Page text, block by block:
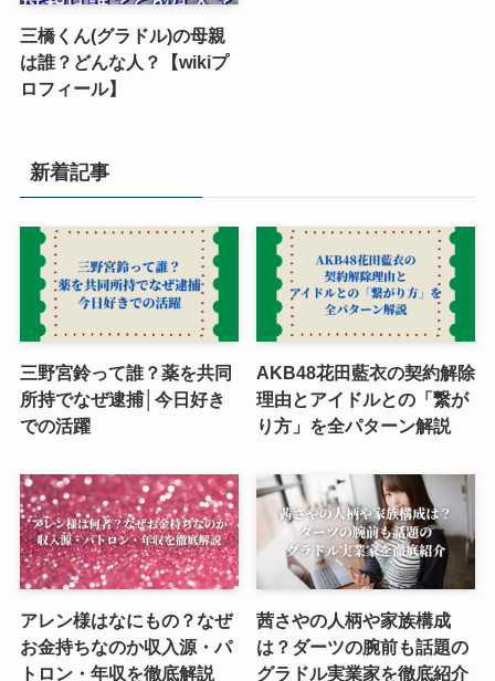
三橋くん(グラドル)の母親
は誰？どんな人？【wikiプ
ロフィール】
新着記事
三野宮鈴って誰？薬を共同
所持でなぜ逮捕│今日好き
での活躍
AKB48花田藍衣の契約解除
理由とアイドルとの「繋が
り方」を全パターン解説
アレン様はなにもの？なぜ
お金持ちなのか収入源・パ
トロン・年収を徹底解説
茜さやの人柄や家族構成
は？ダーツの腕前も話題の
グラドル実業家を徹底紹介